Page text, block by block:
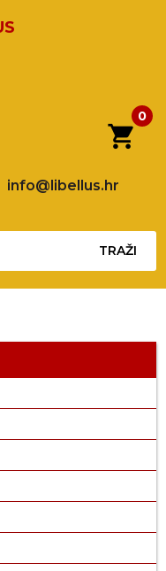
shopping_cart
0
info@libellus.hr
TRAŽI